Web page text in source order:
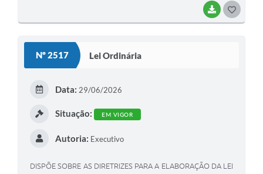
BAIXAR
Nº 2517 Lei Ordinária
Data: 29/06/2026
Situação: EM VIGOR
Autoria: Executivo
DISPÕE SOBRE AS DIRETRIZES PARA A ELABORAÇÃO DA LEI